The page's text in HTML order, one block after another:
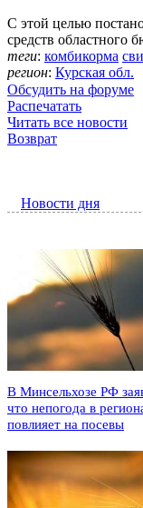
С этой целью
средств
теги: комбикорма
регион: Курская обл.
Обсудить на форуме
Распечатать
Читать все новости
Возврат
Новости дня
В Минсельхозе РФ
что непогода в
повлияет на посевы